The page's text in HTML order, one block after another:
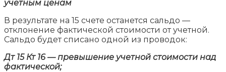
учетным ценам
В результате на 15 счете останется сальдо —
отклонение фактической стоимости от учетной.
Сальдо будет списано одной из проводок:
Дт 15 Кт 16 — превышение учетной стоимости над
фактической;